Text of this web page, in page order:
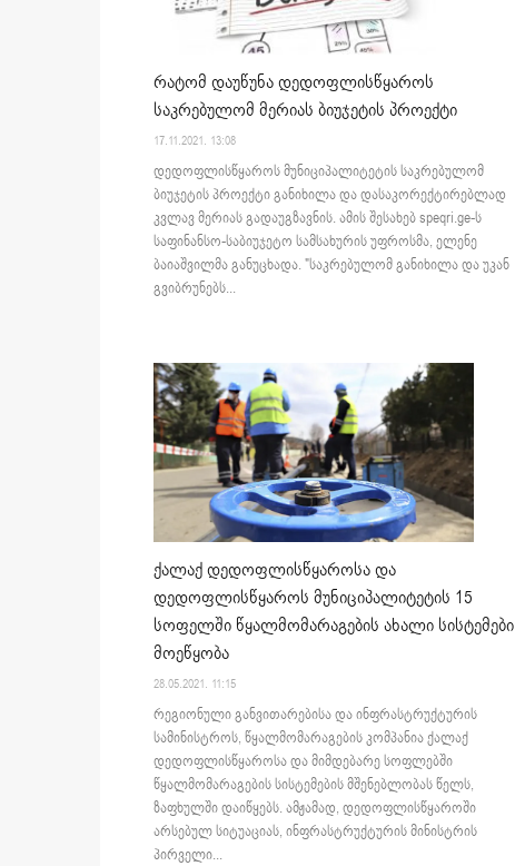
რატომ დაუწუნა დედოფლისწყაროს
საკრებულომ მერიას ბიუჯეტის პროექტი
17.11.2021. 13:08
დედოფლისწყაროს მუნიციპალიტეტის საკრებულომ
ბიუჯეტის პროექტი განიხილა და დასაკორექტირებლად
კვლავ მერიას გადაუგზავნის. ამის შესახებ speqri.ge-ს
საფინანსო-საბიუჯეტო სამსახურის უფროსმა, ელენე
ბაიაშვილმა განუცხადა. "საკრებულომ განიხილა და უკან
გვიბრუნებს...
ქალაქ დედოფლისწყაროსა და
დედოფლისწყაროს მუნიციპალიტეტის 15
სოფელში წყალმომარაგების ახალი სისტემები
მოეწყობა
28.05.2021. 11:15
რეგიონული განვითარებისა და ინფრასტრუქტურის
სამინისტროს, წყალმომარაგების კომპანია ქალაქ
დედოფლისწყაროსა და მიმდებარე სოფლებში
წყალმომარაგების სისტემების მშენებლობას წელს,
ზაფხულში დაიწყებს. ამჟამად, დედოფლისწყაროში
არსებულ სიტუაციას, ინფრასტრუქტურის მინისტრის
პირველი...